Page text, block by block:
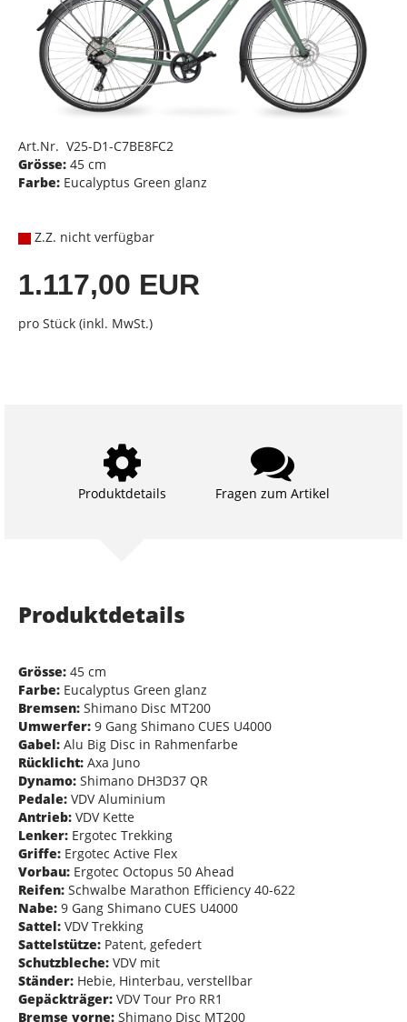
Art.Nr. V25-D1-C7BE8FC2
Grösse: 45 cm
Farbe: Eucalyptus Green glanz
Z.Z. nicht verfügbar
1.117,00 EUR
pro Stück (inkl. MwSt.)
Produktdetails Fragen zum Artikel
Produktdetails
Grösse: 45 cm
Farbe: Eucalyptus Green glanz
Bremsen: Shimano Disc MT200
Umwerfer: 9 Gang Shimano CUES U4000
Gabel: Alu Big Disc in Rahmenfarbe
Rücklicht: Axa Juno
Dynamo: Shimano DH3D37 QR
Pedale: VDV Aluminium
Antrieb: VDV Kette
Lenker: Ergotec Trekking
Griffe: Ergotec Active Flex
Vorbau: Ergotec Octopus 50 Ahead
Reifen: Schwalbe Marathon Efficiency 40-622
Nabe: 9 Gang Shimano CUES U4000
Sattel: VDV Trekking
Sattelstütze: Patent, gefedert
Schutzbleche: VDV mit
Ständer: Hebie, Hinterbau, verstellbar
Gepäckträger: VDV Tour Pro RR1
Bremse vorne: Shimano Disc MT200